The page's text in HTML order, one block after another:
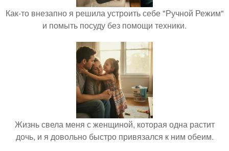
Как-то внезапно я решила устроить себе "Ручной Режим"
и помыть посуду без помощи техники.
Жизнь свела меня с женщиной, которая одна растит
дочь, и я довольно быстро привязался к ним обеим.